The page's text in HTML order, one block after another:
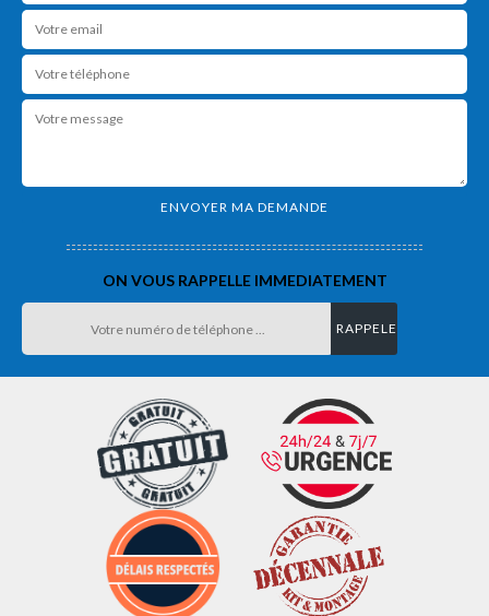
ON VOUS RAPPELLE IMMEDIATEMENT